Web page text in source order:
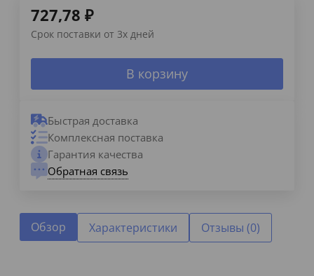
727,78 ₽
Срок поставки от 3х дней
В корзину
Быстрая доставка
Комплексная поставка
Гарантия качества
Обратная связь
Обзор Характеристики Отзывы (0)